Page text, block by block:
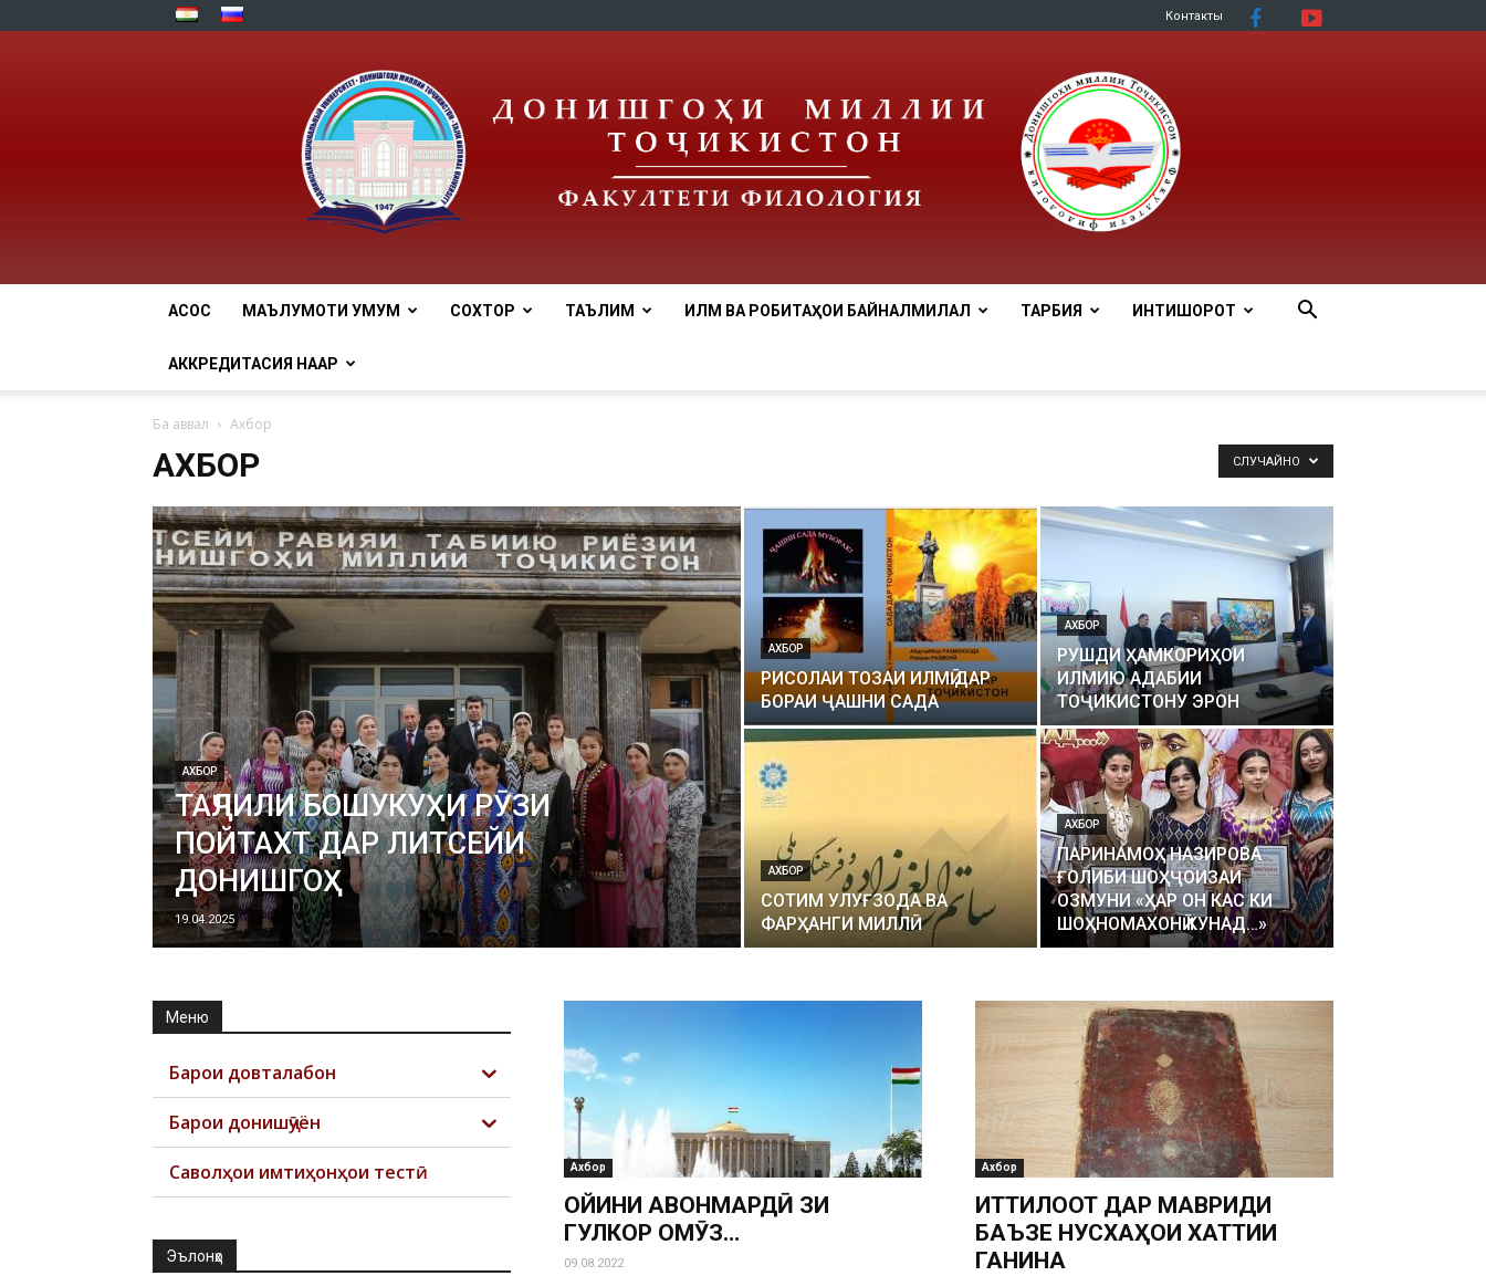
Контакты
АСОСӢ МАЪЛУМОТИ УМУМӢ СОХТОР ТАЪЛИМ ИЛМ ВА РОБИТАҲОИ БАЙНАЛМИЛАЛӢ ТАРБИЯ ИНТИШОРОТ
АККРЕДИТАСИЯ НААР
Ба аввал Ахбор
АХБОР СЛУЧАЙНО
АХБОР
ТАҶЛИЛИ БОШУКУҲИ РӮЗИ
ПОЙТАХТ ДАР ЛИТСЕЙИ
ДОНИШГОҲ
19.04.2025
АХБОР
РИСОЛАИ ТОЗАИ ИЛМӢ ДАР
БОРАИ ҶАШНИ САДА
АХБОР
РУШДИ ҲАМКОРИҲОИ
ИЛМИЮ АДАБИИ
ТОҶИКИСТОНУ ЭРОН
АХБОР
СОТИМ УЛУҒЗОДА ВА
ФАРҲАНГИ МИЛЛӢ
АХБОР
ПАРИНАМОҲ НАЗИРОВА
ҒОЛИБИ ШОҲҶОИЗАИ
ОЗМУНИ «ҲАР ОН КАС КИ
ШОҲНОМАХОНӢ КУНАД…»
Ахбор
ОЙИНИ ҶАВОНМАРДӢ ЗИ
ГУЛКОР ОМӮЗ…
09.08.2022
Ахбор
ИТТИЛООТ ДАР МАВРИДИ
БАЪЗЕ НУСХАҲОИ ХАТТИИ
ГАНҶИНА
Меню
Барои довталабон
Барои донишҷӯён
Саволҳои имтиҳонҳои тестӣ
Эълонҳо